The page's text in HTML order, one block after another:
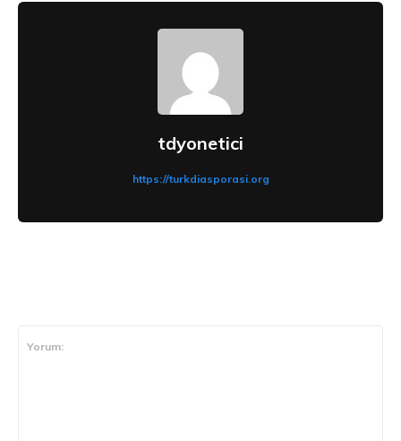
tdyonetici
https://turkdiasporasi.org